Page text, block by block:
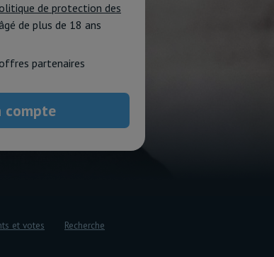
de protection des
de plus de 18 ans
partenaires
et votes Recherche